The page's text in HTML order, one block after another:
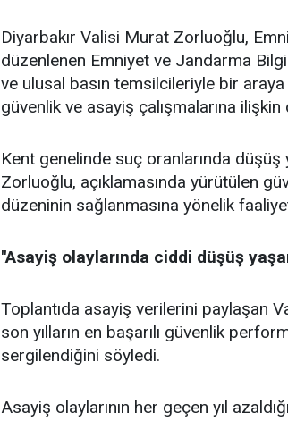
Diyarbakır Valisi Murat Zorluoğlu,
düzenlenen Emniyet ve Jandarma
ve ulusal basın temsilcileriyle bir
güvenlik ve asayiş çalışmalarına
Kent genelinde suç oranlarında düşüş
Zorluoğlu, açıklamasında yürütülen
düzeninin sağlanmasına yönelik
"Asayiş olaylarında ciddi düşüş
Toplantıda asayiş verilerini paylaşan
son yılların en başarılı güvenlik
sergilendiğini söyledi.
Asayiş olaylarının her geçen yıl